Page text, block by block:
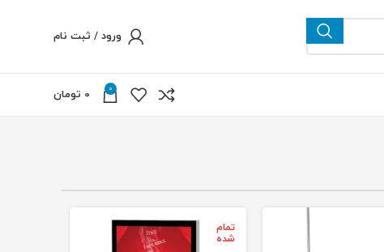
ورود / ثبت نام
0
0 تومان
تمام
شده